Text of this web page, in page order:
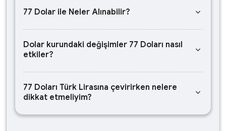
77 Dolar ile Neler Alınabilir? keyboard_arrow_down
Dolar kurundaki değişimler 77 Doları nasıl
etkiler?
keyboard_arrow_down
77 Doları Türk Lirasına çevirirken nelere
dikkat etmeliyim?
keyboard_arrow_down